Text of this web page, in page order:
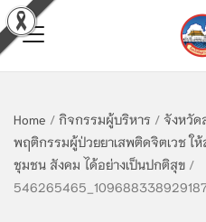
Home / กิจกรรมผู้บริหาร / จังหวัด
พฤติกรรมผู้ป่วยยาเสพติดจิตเวช ใ
ชุมชน สังคม ได้อย่างเป็นปกติสุข /